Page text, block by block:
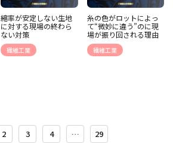
縮率が安定しない生地
に対する現場の終わら
ない対策
繊維工業
糸の色がロットによっ
て“微妙に違う”のに現
場が振り回される理由
繊維工業
2 3 4 … 29